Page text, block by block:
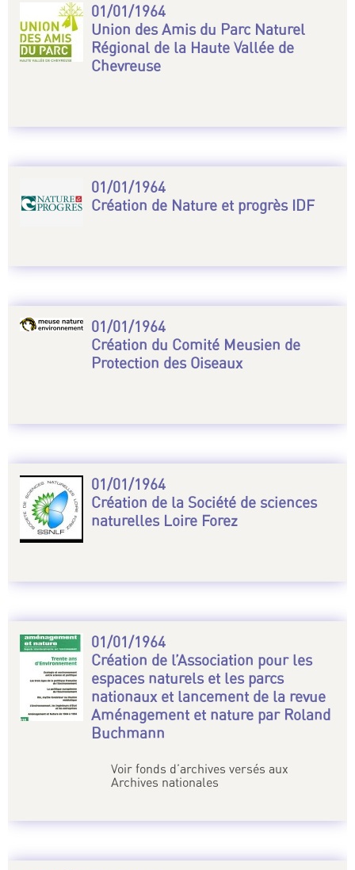
01/01/1964
Union des Amis du Parc Naturel
Régional de la Haute Vallée de
Chevreuse
01/01/1964
Création de Nature et progrès IDF
01/01/1964
Création du Comité Meusien de
Protection des Oiseaux
01/01/1964
Création de la Société de sciences
naturelles Loire Forez
01/01/1964
Création de l’Association pour les
espaces naturels et les parcs
nationaux et lancement de la revue
Aménagement et nature par Roland
Buchmann
Voir fonds d’archives versés aux
Archives nationales